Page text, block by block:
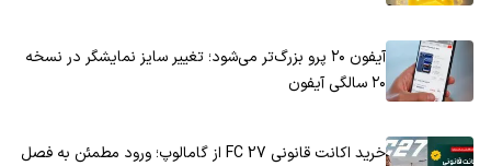
آیفون ۲۰ پرو بزرگ‌تر می‌شود؛ تغییر سایز نمایشگر در نسخه
۲۰ سالگی آیفون
خرید اکانت قانونی FC 27 از گامالوپ؛ ورود مطمئن به فصل